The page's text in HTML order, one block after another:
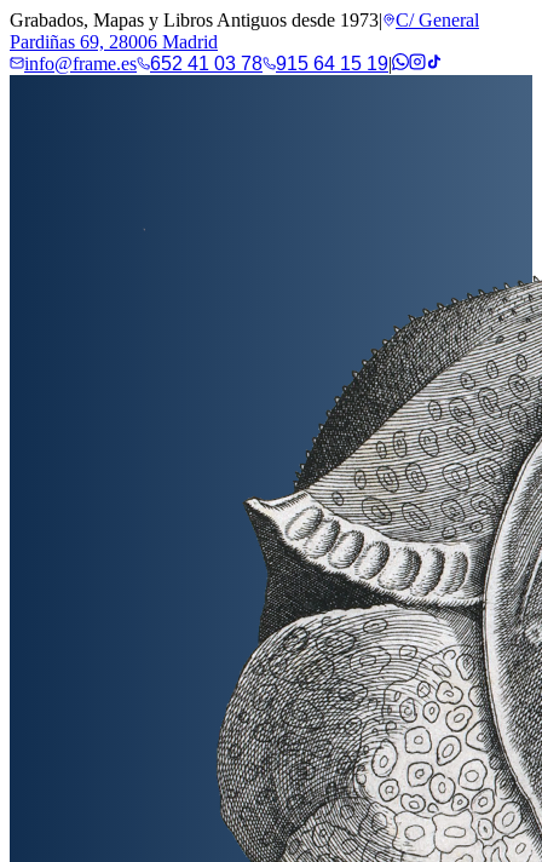
Grabados, Mapas y Libros Antiguos desde 1973|
C/ General
Pardiñas 69, 28006 Madrid
info@frame.es
652 41 03 78 915 64 15 19|